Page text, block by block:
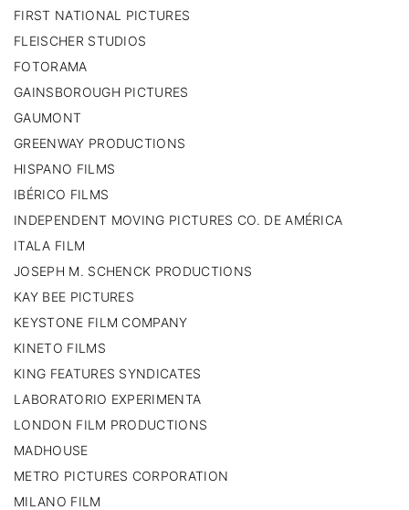
FIRST NATIONAL PICTURES
FLEISCHER STUDIOS
FOTORAMA
GAINSBOROUGH PICTURES
GAUMONT
GREENWAY PRODUCTIONS
HISPANO FILMS
IBÉRICO FILMS
INDEPENDENT MOVING PICTURES CO. DE AMÉRICA
ITALA FILM
JOSEPH M. SCHENCK PRODUCTIONS
KAY BEE PICTURES
KEYSTONE FILM COMPANY
KINETO FILMS
KING FEATURES SYNDICATES
LABORATORIO EXPERIMENTA
LONDON FILM PRODUCTIONS
MADHOUSE
METRO PICTURES CORPORATION
MILANO FILM